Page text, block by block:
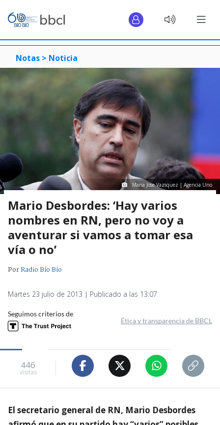
Notas > Noticia
Maria Jose Vazsquez | Agencia Uno
Mario Desbordes: ‘Hay varios
nombres en RN, pero no voy a
aventurar si vamos a tomar esa
vía o no’
PorRadio Bío Bío
Martes 23 julio de 2013 | Publicado a las 13:07
Seguimos criterios de
Ética y transparencia de BBCL
446
visitas
El secretario general de RN, Mario Desbordes